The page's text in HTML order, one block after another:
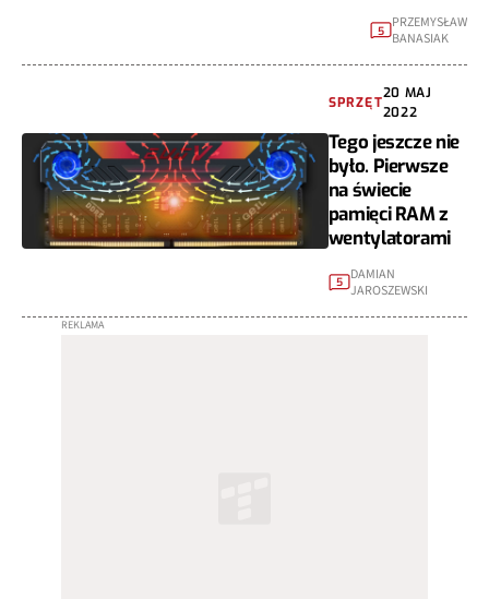
5
PRZEMYSŁAW
BANASIAK
SPRZĘT
20 MAJ
2022
Tego jeszcze nie
było. Pierwsze
na świecie
pamięci RAM z
wentylatorami
5
DAMIAN
JAROSZEWSKI